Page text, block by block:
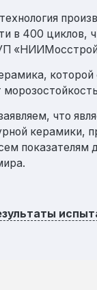
в 400 циклов,
что
керамики,
показателям